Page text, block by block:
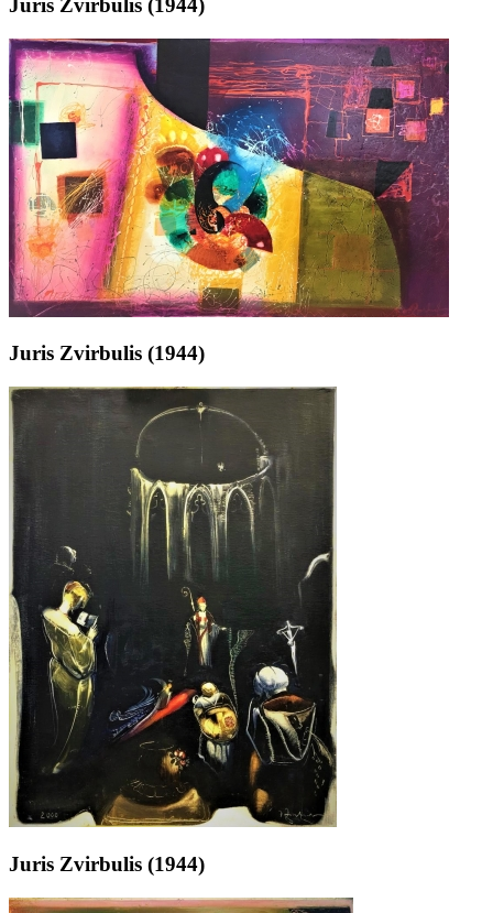
Juris Zvirbulis (1944)
Juris Zvirbulis (1944)
Juris Zvirbulis (1944)